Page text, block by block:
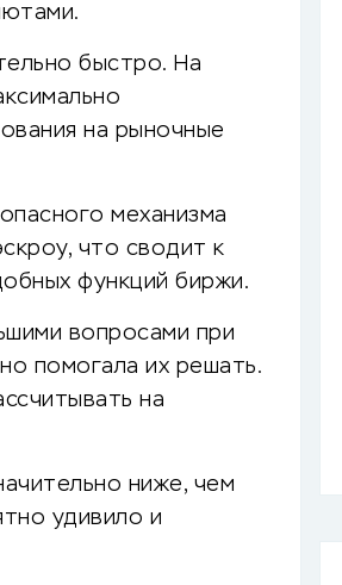
быстро. На
на рыночные
механизма
что сводит к
функций биржи.
вопросами при
помогала их решать.
на
ниже, чем
удивило и